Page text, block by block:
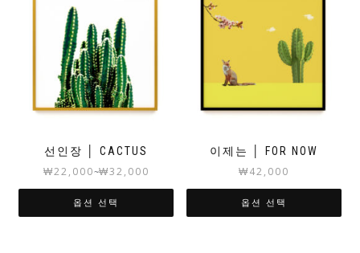
선인장 │ CACTUS
₩22,000~₩32,000
옵션 선택
이제는 │ FOR NOW
₩42,000
옵션 선택